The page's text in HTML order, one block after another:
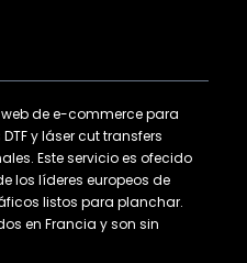
de e-commerce para
y láser cut transfers
Este servicio es ofecido
los líderes europeos de
listos para planchar.
en Francia y son sin